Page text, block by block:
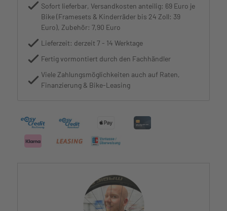
Sofort lieferbar, Versandkosten anteilig: 69 Euro je
Bike (Framesets & Kinderräder bis 24 Zoll: 39
Euro), Zubehör: 7,90 Euro
Lieferzeit: derzeit 7 - 14 Werktage
Fertig vormontiert durch den Fachhändler
Viele Zahlungsmöglichkeiten auch auf Raten,
Finanzierung & Bike-Leasing